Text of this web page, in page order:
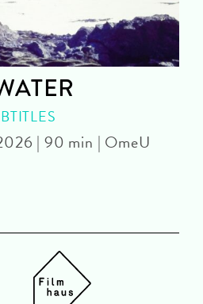
| 90 min | OmeU